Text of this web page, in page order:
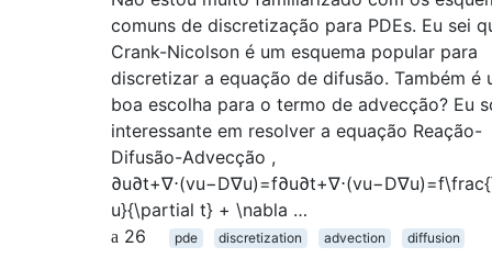
comuns de discretização para PDEs. Eu sei
Crank-Nicolson é um esquema popular para
discretizar a equação de difusão. Também é
boa escolha para o termo de advecção? Eu
interessante em resolver a equação Reação-
Difusão-Advecção ,
u}{\partial t} + \nabla …
26
pde discretization advection diffusion